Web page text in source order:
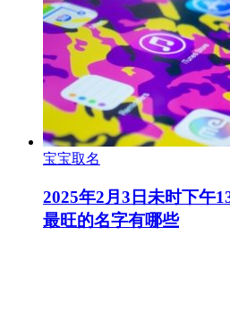
宝宝取名
2025年2月3日未时下午
最旺的名字有哪些